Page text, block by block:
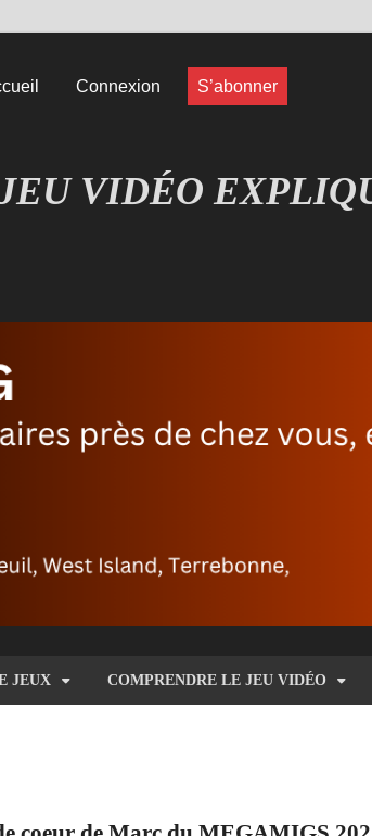
Connexion S’abonner
LES JEUX VIDÉO
VIDÉO
JEUX COMPRENDRE LE JEU VIDÉO